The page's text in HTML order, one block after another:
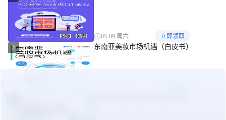
05-09 周六 立即领取
2 东南亚美妆市场机遇（白皮书）